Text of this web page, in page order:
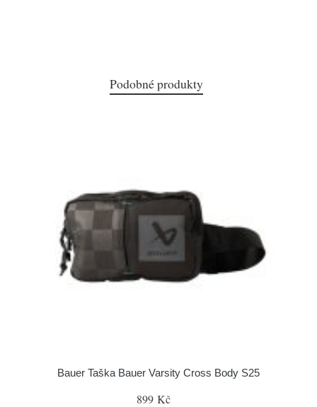
Podobné produkty
Bauer Taška Bauer Varsity Cross Body S25
899 Kč